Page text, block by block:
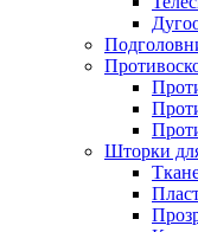
Шторки